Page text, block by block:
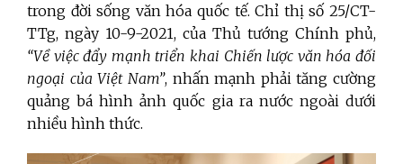
trong đời sống văn hóa quốc tế. Chỉ thị số 25/CT-
TTg, ngày 10-9-2021, của Thủ tướng Chính phủ,
“Về việc đẩy mạnh triển khai Chiến lược văn hóa đối
ngoại của Việt Nam”, nhấn mạnh phải tăng cường
quảng bá hình ảnh quốc gia ra nước ngoài dưới
nhiều hình thức.